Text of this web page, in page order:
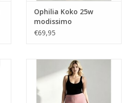
Ophilia Koko 25w
modissimo
€69,95